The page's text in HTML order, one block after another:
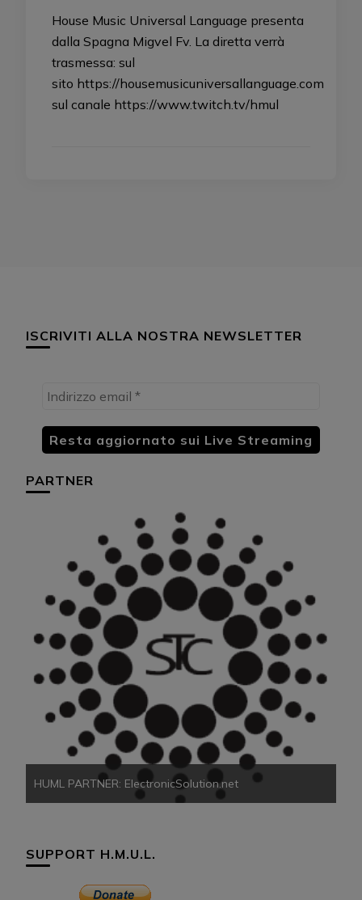
House Music Universal Language presenta
dalla Spagna Migvel Fv. La diretta verrà
trasmessa: sul
sito https://housemusicuniversallanguage.com
sul canale https://www.twitch.tv/hmul
ISCRIVITI ALLA NOSTRA NEWSLETTER
PARTNER
HUML PARTNER: ElectronicSolution.net
SUPPORT H.M.U.L.